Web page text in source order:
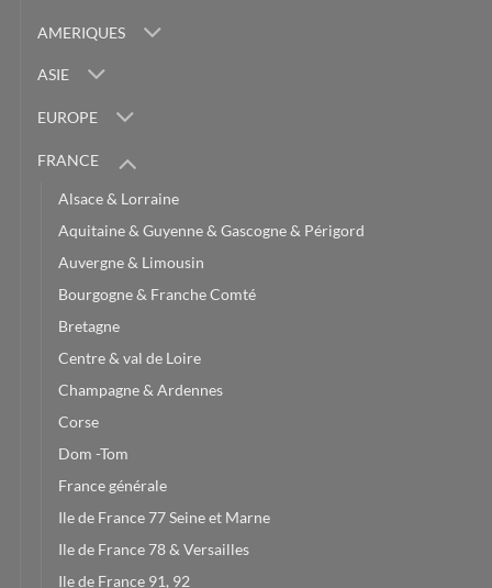
AMERIQUES
ASIE
EUROPE
FRANCE
Alsace & Lorraine
Aquitaine & Guyenne & Gascogne & Périgord
Auvergne & Limousin
Bourgogne & Franche Comté
Bretagne
Centre & val de Loire
Champagne & Ardennes
Corse
Dom -Tom
France générale
Ile de France 77 Seine et Marne
Ile de France 78 & Versailles
Ile de France 91, 92